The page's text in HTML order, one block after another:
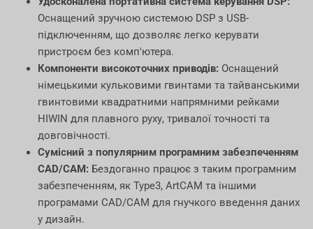
Оснащений зручною системою DSP з USB-
підключенням, що дозволяє легко керувати
пристроєм без комп'ютера.
Компоненти високоточних приводів:Оснащений
німецькими кульковими гвинтами та тайванськими
гвинтовими квадратними напрямними рейками
HIWIN для плавного руху, тривалої точності та
довговічності.
Сумісний з популярним програмним забезпеченням
CAD/CAM:Бездоганно працює з таким програмним
забезпеченням, як Type3, ArtCAM та іншими
програмами CAD/CAM для гнучкого введення даних
у дизайн.